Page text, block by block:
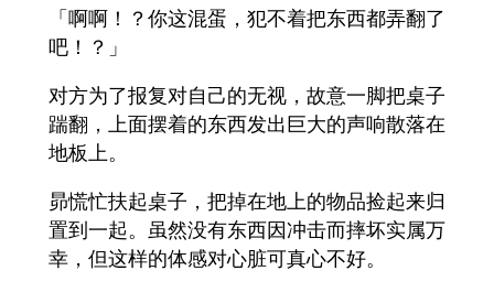
「啊啊！？你这混蛋，犯不着把东西都弄翻了
吧！？」
对方为了报复对自己的无视，故意一脚把桌子
踹翻，上面摆着的东西发出巨大的声响散落在
地板上。
昴慌忙扶起桌子，把掉在地上的物品捡起来归
置到一起。虽然没有东西因冲击而摔坏实属万
幸，但这样的体感对心脏可真心不好。